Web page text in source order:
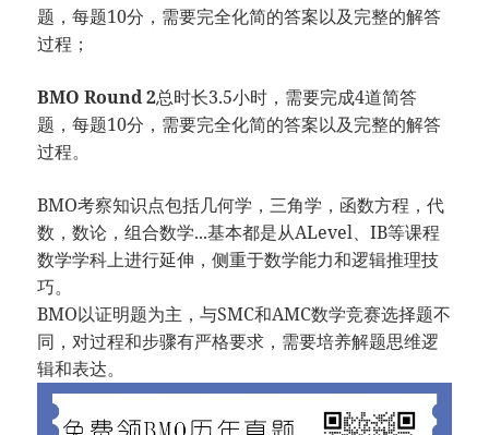
题，每题10分，需要完全化简的答案以及完整的解答
过程；
BMO Round 2总时长3.5小时，需要完成4道简答
题，每题10分，需要完全化简的答案以及完整的解答
过程。
BMO考察知识点包括几何学，三角学，函数方程，代
数，数论，组合数学...基本都是从ALevel、IB等课程
数学学科上进行延伸，侧重于数学能力和逻辑推理技
巧。
BMO以证明题为主，与SMC和AMC数学竞赛选择题不
同，对过程和步骤有严格要求，需要培养解题思维逻
辑和表达。